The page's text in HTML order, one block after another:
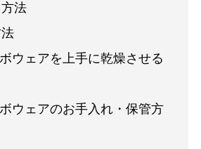
法
ウェアを上手に乾燥させる
ウェアのお手入れ・保管方